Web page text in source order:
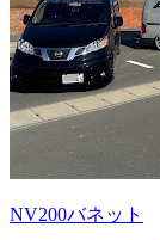
NV200バネット